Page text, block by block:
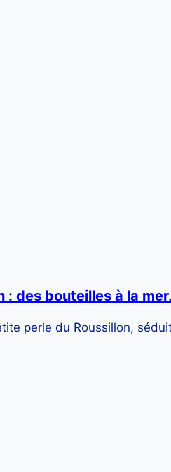
: des bouteilles à la
perle du Roussillon,